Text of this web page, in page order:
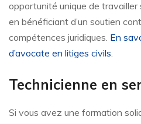
opportunité unique de
en bénéficiant d’un soutien
compétences juridiques. En
d’avocate en litiges civils
Technicienne en
Si vous avez une formation